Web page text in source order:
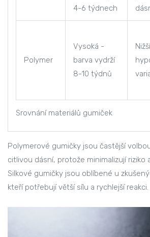
Srovnání materiálů gumiček
4-6 týdnech
Polymer
Vysoká -
barva vydrží
8-10 týdnů
Polymerové gumičky jsou častější
citlivou dásní, protože minimalizují riziko
Silkové gumičky jsou oblíbené u
kteří potřebují větší sílu a rychlejší reakci.